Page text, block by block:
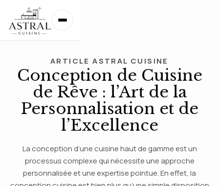
ARTICLE ASTRAL CUISINE
Conception de Cuisine
de Rêve : l’Art de la
Personnalisation et de
l’Excellence
La conception d’une cuisine haut de gamme est un
processus complexe qui nécessite une approche
personnalisée et une expertise pointue. En effet, la